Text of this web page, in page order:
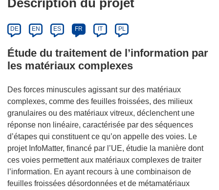
Description du projet
DE EN ES FR IT PL
Étude du traitement de l’information par
les matériaux complexes
Des forces minuscules agissant sur des matériaux
complexes, comme des feuilles froissées, des milieux
granulaires ou des matériaux vitreux, déclenchent une
réponse non linéaire, caractérisée par des séquences
d’étapes qui constituent ce qu’on appelle des voies. Le
projet InfoMatter, financé par l’UE, étudie la manière dont
ces voies permettent aux matériaux complexes de traiter
l’information. En ayant recours à une combinaison de
feuilles froissées désordonnées et de métamatériaux